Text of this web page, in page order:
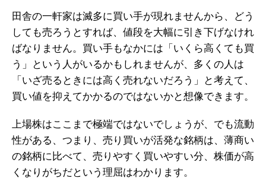
田舎の一軒家は滅多に買い手が現れませんから、どう
しても売ろうとすれば、値段を大幅に引き下げなけれ
ばなりません。買い手もなかには「いくら高くても買
う」という人がいるかもしれませんが、多くの人は
「いざ売るときには高く売れないだろう」と考えて、
買い値を抑えてかかるのではないかと想像できます。
上場株はここまで極端ではないでしょうが、でも流動
性がある、つまり、売り買いが活発な銘柄は、薄商い
の銘柄に比べて、売りやすく買いやすい分、株価が高
くなりがちだという理屈はわかります。